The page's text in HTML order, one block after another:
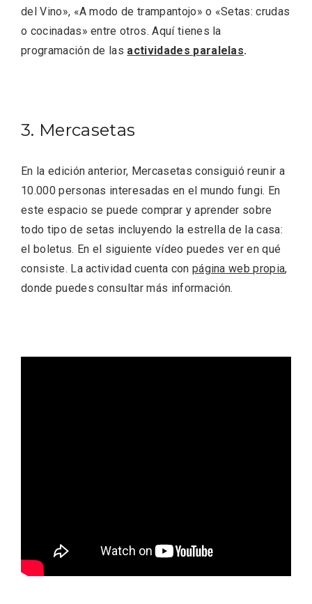
del Vino», «A modo de trampantojo» o «Setas: crudas
o cocinadas» entre otros. Aquí tienes la
programación de las actividades paralelas.
3. Mercasetas
En la edición anterior, Mercasetas consiguió reunir a
10.000 personas interesadas en el mundo fungi. En
este espacio se puede comprar y aprender sobre
todo tipo de setas incluyendo la estrella de la casa:
el boletus. En el siguiente vídeo puedes ver en qué
consiste. La actividad cuenta con página web propia,
donde puedes consultar más información.